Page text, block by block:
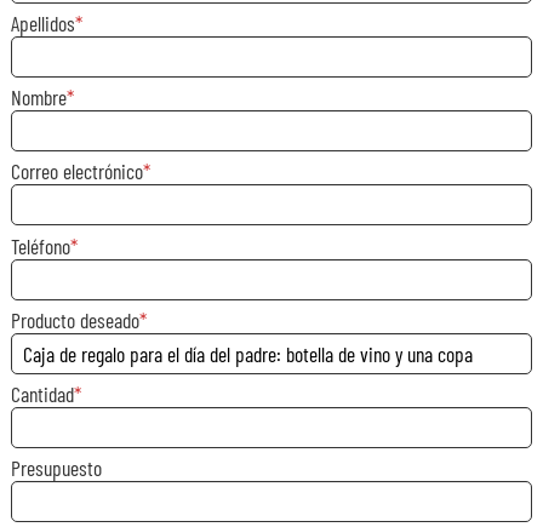
Apellidos
Nombre
Correo electrónico
Teléfono
Producto deseado
Cantidad
Presupuesto